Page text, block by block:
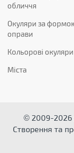
обличчя
Окуляри за
оправи
Кольорові окуляри
Міста
© 2009-2026
Створення та